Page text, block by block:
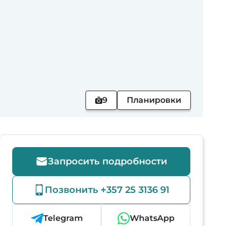
9 Планировки
Запросить подробности
Позвонить +357 25 3136 91
Telegram WhatsApp